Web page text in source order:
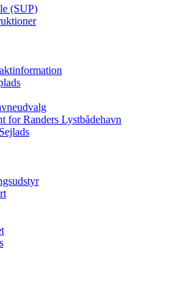
(SUP)
for Randers Lystbådehavn